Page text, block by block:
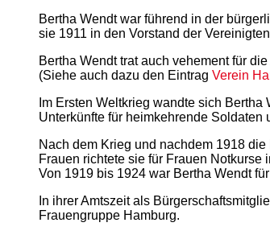
Bertha Wendt war führend in der
sie 1911 in den Vorstand der
Bertha Wendt trat auch vehement für
(Siehe auch dazu den Eintrag Verein
Im Ersten Weltkrieg wandte sich
Unterkünfte für heimkehrende
Nach dem Krieg und nachdem 1918
Frauen richtete sie für Frauen
Von 1919 bis 1924 war Bertha Wendt
In ihrer Amtszeit als
Frauengruppe Hamburg.